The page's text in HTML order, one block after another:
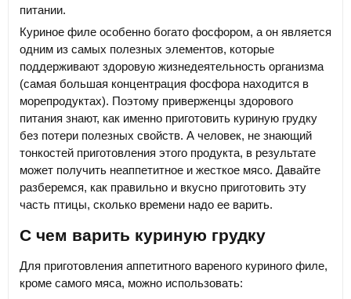
питании.
Куриное филе особенно богато фосфором, а он является
одним из самых полезных элементов, которые
поддерживают здоровую жизнедеятельность организма
(самая большая концентрация фосфора находится в
морепродуктах). Поэтому приверженцы здорового
питания знают, как именно приготовить куриную грудку
без потери полезных свойств. А человек, не знающий
тонкостей приготовления этого продукта, в результате
может получить неаппетитное и жесткое мясо. Давайте
разберемся, как правильно и вкусно приготовить эту
часть птицы, сколько времени надо ее варить.
С чем варить куриную грудку
Для приготовления аппетитного вареного куриного филе,
кроме самого мяса, можно использовать: